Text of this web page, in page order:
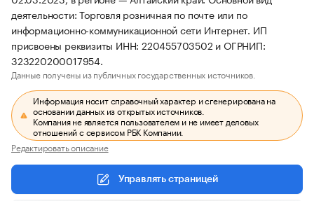
деятельности: Торговля розничная по почте или по
информационно-коммуникационной сети Интернет. ИП
присвоены реквизиты ИНН: 220455703502 и ОГРНИП:
323220200017954.
Данные получены из публичных государственных источников.
Информация носит справочный характер и сгенерирована на
основании данных из открытых источников.
Компания не является пользователем и не имеет деловых
отношений с сервисом РБК Компании.
Редактировать описание
Управлять страницей